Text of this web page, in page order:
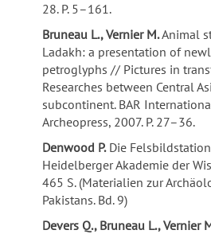
28. P. 5–161.
Bruneau L., Vernier M.Animal
Ladakh: a presentation of
petroglyphs // Pictures in
Researches between Central
subcontinent. BAR
Archeopress, 2007. P. 27–36.
Denwood P.Die
Heidelberger Akademie der
465 S. (Materialien zur
Pakistans. Bd. 9)
Devers Q., Bruneau L., Vernier